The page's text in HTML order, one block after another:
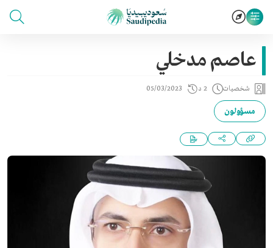
عاصم مدخلي
شخصيات 2 د 05/03/2023
مسؤولون